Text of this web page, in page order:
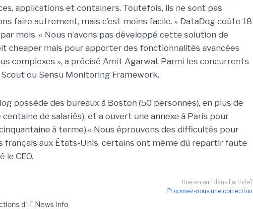
applications et containers. Toutefois, ils ne sont pas
faire autrement, mais c’est moins facile. » DataDog coûte 18
mois. « Nous n’avons pas développé cette solution de
cheaper mais pour apporter des fonctionnalités avancées
complexes », a précisé Amit Agarwal. Parmi les concurrents
ou Sensu Monitoring Framework.
possède des bureaux à Boston (50 personnes), en plus de
centaine de salariés), et a ouvert une annexe à Paris pour
à terme).« Nous éprouvons des difficultés pour
français aux États-Unis, certains ont même dû repartir faute
le CEO.
Une erreur dans l'article?
Proposez-nous une correction
d'IT News Info